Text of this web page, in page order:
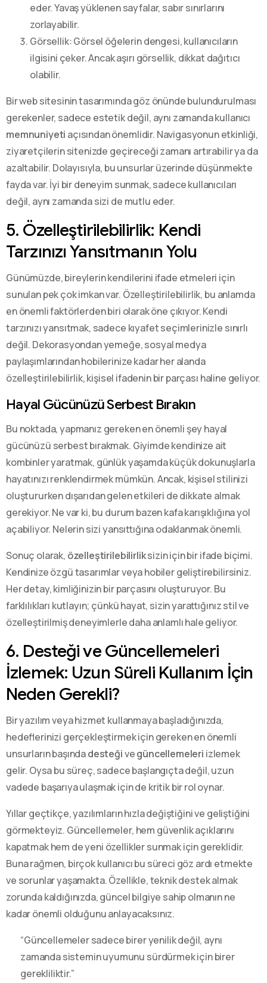
eder. Yavaş yüklenen sayfalar, sabır sınırlarını
zorlayabilir.
Görsellik: Görsel öğelerin dengesi, kullanıcıların
ilgisini çeker. Ancak aşırı görsellik, dikkat dağıtıcı
olabilir.
Bir web sitesinin tasarımında göz önünde bulundurulması
gerekenler, sadece estetik değil, aynı zamanda kullanıcı
memnuniyeti açısından önemlidir. Navigasyonun etkinliği,
ziyaretçilerin sitenizde geçireceği zamanı artırabilir ya da
azaltabilir. Dolayısıyla, bu unsurlar üzerinde düşünmekte
fayda var. İyi bir deneyim sunmak, sadece kullanıcıları
değil, aynı zamanda sizi de mutlu eder.
5. Özelleştirilebilirlik: Kendi
Tarzınızı Yansıtmanın Yolu
Günümüzde, bireylerin kendilerini ifade etmeleri için
sunulan pek çok imkan var. Özelleştirilebilirlik, bu anlamda
en önemli faktörlerden biri olarak öne çıkıyor. Kendi
tarzınızı yansıtmak, sadece kıyafet seçimlerinizle sınırlı
değil. Dekorasyondan yemeğe, sosyal medya
paylaşımlarından hobilerinize kadar her alanda
özelleştirilebilirlik, kişisel ifadenin bir parçası haline geliyor.
Hayal Gücünüzü Serbest Bırakın
Bu noktada, yapmanız gereken en önemli şey hayal
gücünüzü serbest bırakmak. Giyimde kendinize ait
kombinler yaratmak, günlük yaşamda küçük dokunuşlarla
hayatınızı renklendirmek mümkün. Ancak, kişisel stilinizi
oluştururken dışarıdan gelen etkileri de dikkate almak
gerekiyor. Ne var ki, bu durum bazen kafa karışıklığına yol
açabiliyor. Nelerin sizi yansıttığına odaklanmak önemli.
Sonuç olarak, özelleştirilebilirliksizin için bir ifade biçimi.
Kendinize özgü tasarımlar veya hobiler geliştirebilirsiniz.
Her detay, kimliğinizin bir parçasını oluşturuyor. Bu
farklılıkları kutlayın; çünkü hayat, sizin yarattığınız stil ve
özelleştirilmiş deneyimlerle daha anlamlı hale geliyor.
6. Desteği ve Güncellemeleri
İzlemek: Uzun Süreli Kullanım İçin
Neden Gerekli?
Bir yazılım veya hizmet kullanmaya başladığınızda,
hedeflerinizi gerçekleştirmek için gereken en önemli
unsurların başındadesteğivegüncellemeleri izlemek
gelir. Oysa bu süreç, sadece başlangıçta değil, uzun
vadede başarıya ulaşmak için de kritik bir rol oynar.
Yıllar geçtikçe, yazılımların hızla değiştiğini ve geliştiğini
görmekteyiz. Güncellemeler, hem güvenlik açıklarını
kapatmak hem de yeni özellikler sunmak için gereklidir.
Buna rağmen, birçok kullanıcı bu süreci göz ardı etmekte
ve sorunlar yaşamakta. Özellikle, teknik destek almak
zorunda kaldığınızda, güncel bilgiye sahip olmanın ne
kadar önemli olduğunu anlayacaksınız.
“Güncellemeler sadece birer yenilik değil, aynı
zamanda sistemin uyumunu sürdürmek için birer
gerekliliktir.”